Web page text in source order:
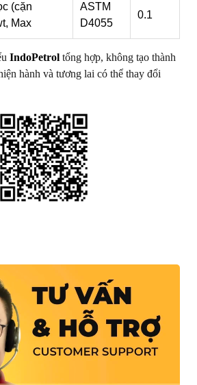
(cặn
Max
ASTM
D4055
0.1
IndoPetrol tổng hợp, không tạo thành
hành và tương lai có thể thay đổi